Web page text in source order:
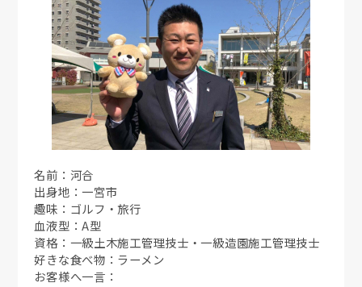
名前：河合
出身地：一宮市
趣味：ゴルフ・旅行
血液型：A型
資格：一級土木施工管理技士・一級造園施工管理技士
好きな食べ物：ラーメン
お客様へ一言：